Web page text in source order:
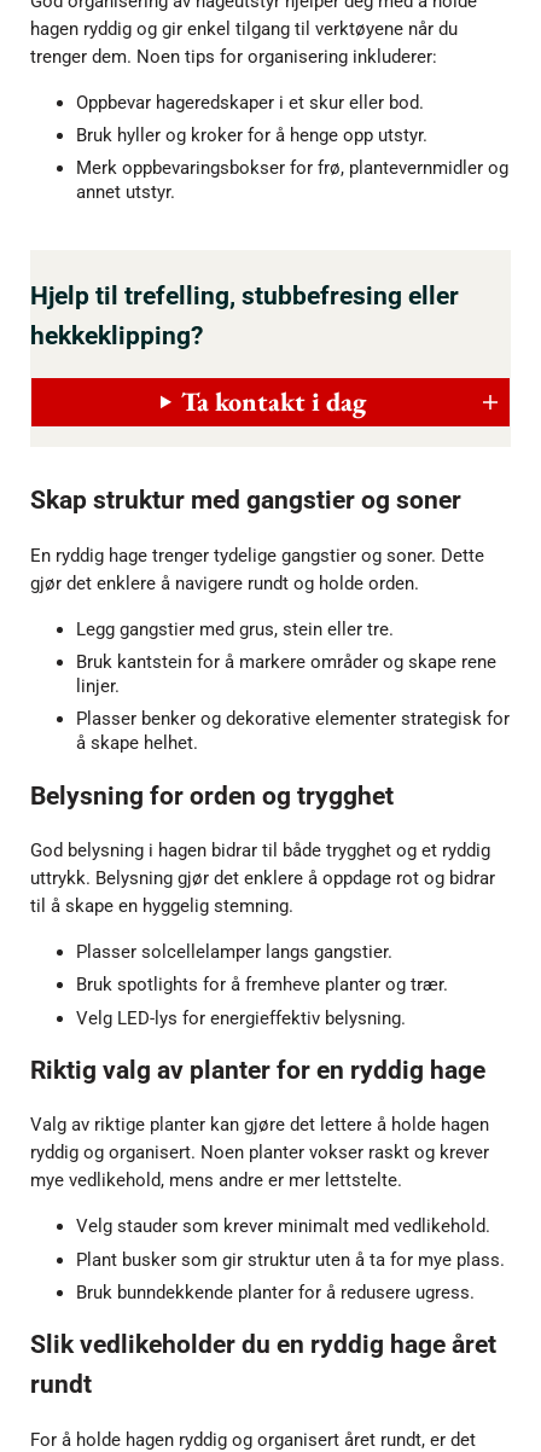
hagen ryddig og gir enkel tilgang til verktøyene når du
trenger dem. Noen tips for organisering inkluderer:
Oppbevar hageredskaper i et skur eller bod.
Bruk hyller og kroker for å henge opp utstyr.
Merk oppbevaringsbokser for frø, plantevernmidler og
annet utstyr.
Hjelp til trefelling, stubbefresing eller
hekkeklipping?
Ta kontakt i dag
Skap struktur med gangstier og soner
En ryddig hage trenger tydelige gangstier og soner. Dette
gjør det enklere å navigere rundt og holde orden.
Legg gangstier med grus, stein eller tre.
Bruk kantstein for å markere områder og skape rene
linjer.
Plasser benker og dekorative elementer strategisk for
å skape helhet.
Belysning for orden og trygghet
God belysning i hagen bidrar til både trygghet og et ryddig
uttrykk. Belysning gjør det enklere å oppdage rot og bidrar
til å skape en hyggelig stemning.
Plasser solcellelamper langs gangstier.
Bruk spotlights for å fremheve planter og trær.
Velg LED-lys for energieffektiv belysning.
Riktig valg av planter for en ryddig hage
Valg av riktige planter kan gjøre det lettere å holde hagen
ryddig og organisert. Noen planter vokser raskt og krever
mye vedlikehold, mens andre er mer lettstelte.
Velg stauder som krever minimalt med vedlikehold.
Plant busker som gir struktur uten å ta for mye plass.
Bruk bunndekkende planter for å redusere ugress.
Slik vedlikeholder du en ryddig hage året
rundt
For å holde hagen ryddig og organisert året rundt, er det